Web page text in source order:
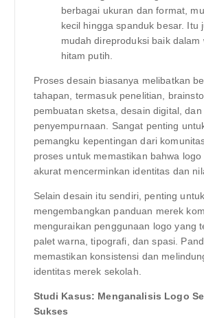
berbagai ukuran dan format,
kecil hingga spanduk besar. Itu
mudah direproduksi baik dalam
hitam putih.
Proses desain biasanya melibatkan
tahapan, termasuk penelitian,
pembuatan sketsa, desain digital, dan
penyempurnaan. Sangat penting
pemangku kepentingan dari
proses untuk memastikan bahwa
akurat mencerminkan identitas dan
Selain desain itu sendiri, penting untuk
mengembangkan panduan merek
menguraikan penggunaan logo yang
palet warna, tipografi, dan spasi.
memastikan konsistensi dan
identitas merek sekolah.
Studi Kasus: Menganalisis Logo
Sukses